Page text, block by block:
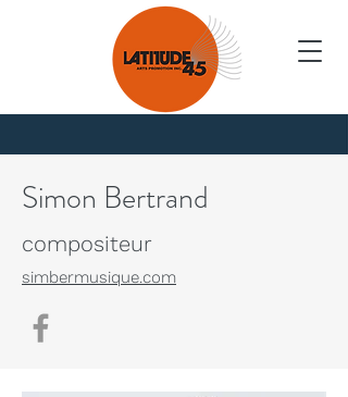
Nouvelles
Simon Bertrand
compositeur
simbermusique.com